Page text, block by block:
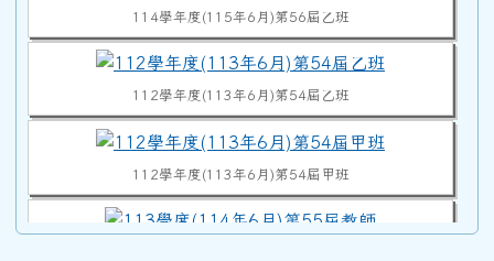
113學度(114年6月)第55屆教師